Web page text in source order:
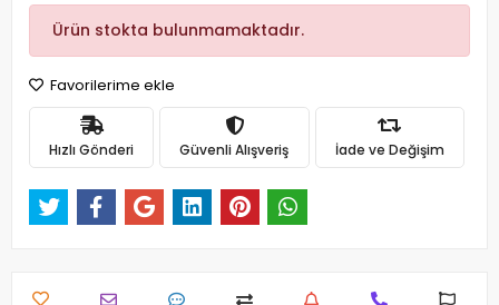
Ürün stokta bulunmamaktadır.
Favorilerime ekle
Hızlı Gönderi Güvenli Alışveriş İade ve Değişim